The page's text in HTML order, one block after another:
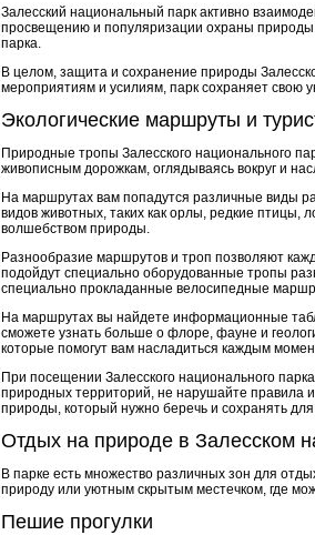
Залесский национальный парк активно
просвещению и популяризации охраны
парка.
В целом, защита и сохранение природы
мероприятиям и усилиям, парк сохраняет свою
Экологические маршруты и
Природные тропы Залесского национального
живописным дорожкам, оглядываясь вокруг и
На маршрутах вам попадутся различные виды
видов животных, таких как орлы, редкие
волшебством природы.
Разнообразие маршрутов и троп позволяют
подойдут специально оборудованные тропы
специально прокладанные велосипедные
На маршрутах вы найдете информационные
сможете узнать больше о флоре, фауне и
которые помогут вам насладиться каждым
При посещении Залесского национального
природных территорий, не нарушайте правила
природы, который нужно беречь и сохранять
Отдых на природе в Залесском
В парке есть множество различных зон для
природу или уютным скрытым местечком, где
Пешие прогулки